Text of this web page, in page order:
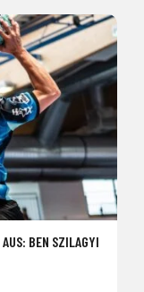
BEN SZILAGYI